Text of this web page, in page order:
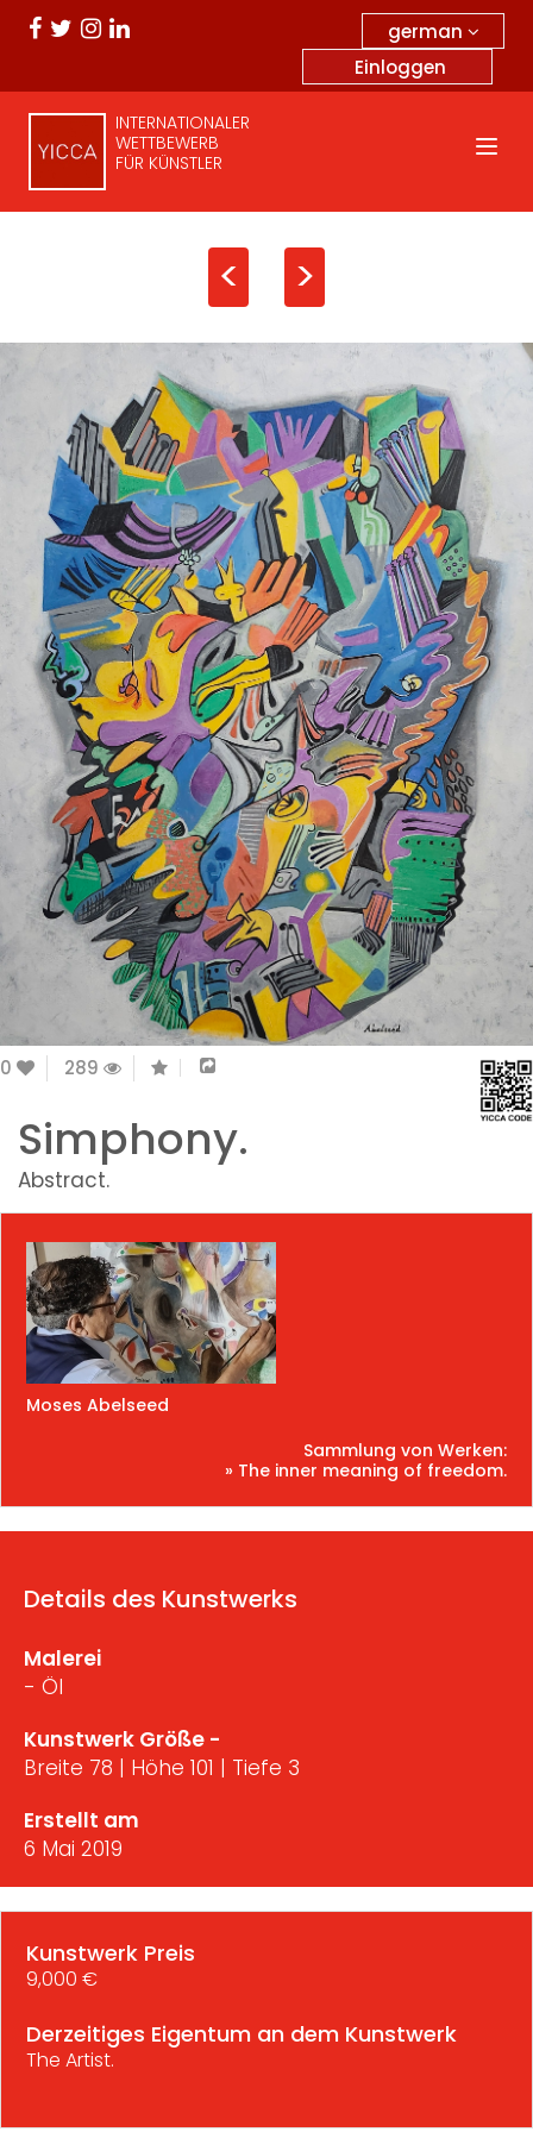
german
Einloggen
INTERNATIONALER
WETTBEWERB
FÜR KÜNSTLER
< >
0 289
Simphony.
Abstract.
Moses Abelseed
Sammlung von Werken:
» The inner meaning of freedom.
Details des Kunstwerks
Malerei
- Öl
Kunstwerk Größe -
Breite 78 | Höhe 101 | Tiefe 3
Erstellt am
6 Mai 2019
Kunstwerk Preis
9,000 €
Derzeitiges Eigentum an dem Kunstwerk
The Artist.